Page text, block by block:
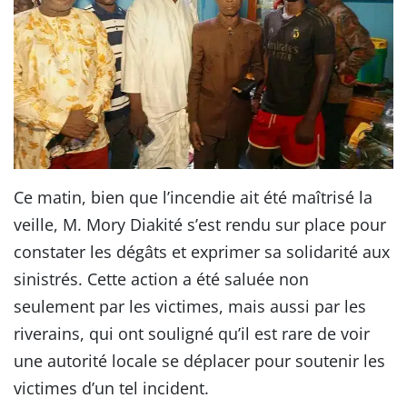
Ce matin, bien que l’incendie ait été maîtrisé la
veille, M. Mory Diakité s’est rendu sur place pour
constater les dégâts et exprimer sa solidarité aux
sinistrés. Cette action a été saluée non
seulement par les victimes, mais aussi par les
riverains, qui ont souligné qu’il est rare de voir
une autorité locale se déplacer pour soutenir les
victimes d’un tel incident.